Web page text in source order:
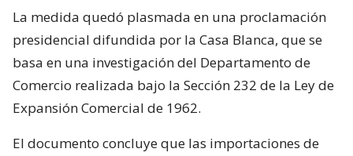
La medida quedó plasmada en una proclamación
presidencial difundida por la Casa Blanca, que se
basa en una investigación del Departamento de
Comercio realizada bajo la Sección 232 de la Ley de
Expansión Comercial de 1962.
El documento concluye que las importaciones de